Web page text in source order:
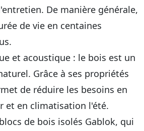
De manière générale,
de vie en centaines
et acoustique : le bois est un
Grâce à ses propriétés
de réduire les besoins en
et en climatisation l'été.
de bois isolés Gablok, qui